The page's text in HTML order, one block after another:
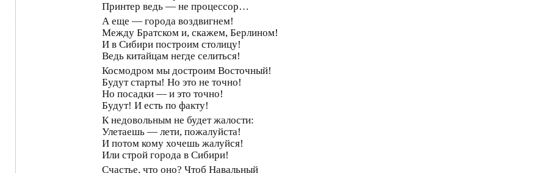
Принтер ведь — не процессор…
А еще — города воздвигнем!
Между Братском и, скажем, Берлином!
И в Сибири построим столицу!
Ведь китайцам негде селиться!
Космодром мы достроим Восточный!
Будут старты! Но это не точно!
Но посадки — и это точно!
Будут! И есть по факту!
К недовольным не будет жалости:
Улетаешь — лети, пожалуйста!
И потом кому хочешь жалуйся!
Или строй города в Сибири!
Счастье, что оно? Чтоб Навальный